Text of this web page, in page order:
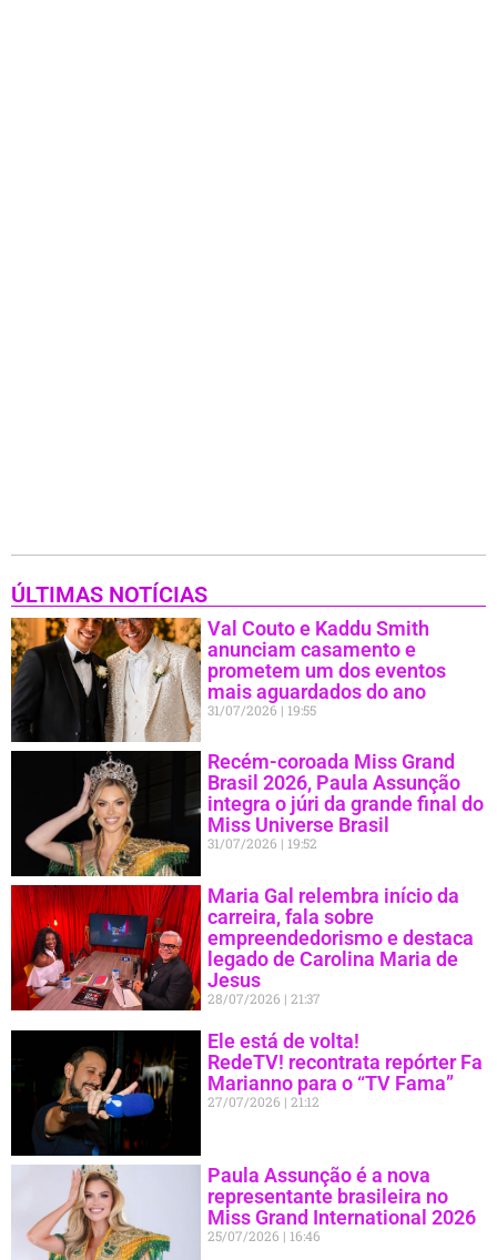
ÚLTIMAS NOTÍCIAS
Val Couto e Kaddu Smith
anunciam casamento e
prometem um dos eventos
mais aguardados do ano
31/07/2026 19:55
Recém-coroada Miss Grand
Brasil 2026, Paula Assunção
integra o júri da grande final do
Miss Universe Brasil
31/07/2026 19:52
Maria Gal relembra início da
carreira, fala sobre
empreendedorismo e destaca
legado de Carolina Maria de
Jesus
28/07/2026 21:37
Ele está de volta!
RedeTV! recontrata repórter Fa
Marianno para o “TV Fama”
27/07/2026 21:12
Paula Assunção é a nova
representante brasileira no
Miss Grand International 2026
25/07/2026 16:46